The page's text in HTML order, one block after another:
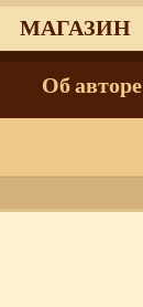
МАГАЗИН
Об авторе